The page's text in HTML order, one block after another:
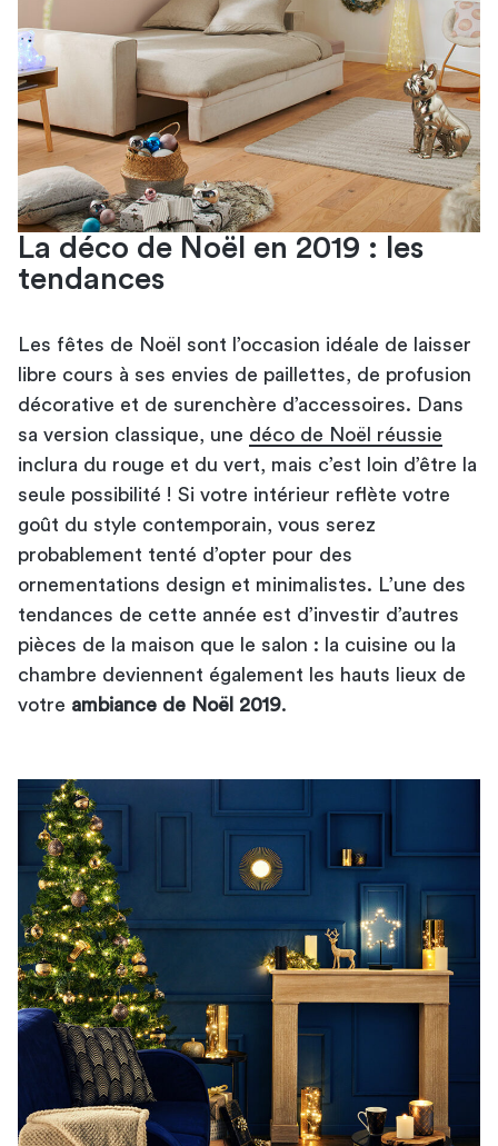
La déco de Noël en 2019 : les
tendances
Les fêtes de Noël sont l’occasion idéale de laisser
libre cours à ses envies de paillettes, de profusion
décorative et de surenchère d’accessoires. Dans
sa version classique, une déco de Noël réussie
inclura du rouge et du vert, mais c’est loin d’être la
seule possibilité ! Si votre intérieur reflète votre
goût du style contemporain, vous serez
probablement tenté d’opter pour des
ornementations design et minimalistes. L’une des
tendances de cette année est d’investir d’autres
pièces de la maison que le salon : la cuisine ou la
chambre deviennent également les hauts lieux de
votre ambiance de Noël 2019.